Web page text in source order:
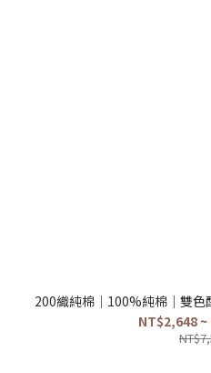
200織純棉｜100%純棉｜雙
NT$2,648